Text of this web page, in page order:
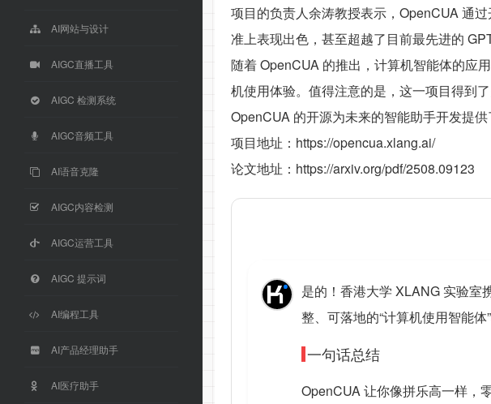
AI网站与设计
AIGC直播工具
AIGC 检测系统
AIGC音频工具
AI语音克隆
AIGC内容检测
AIGC运营工具
AIGC 提示词
AI编程工具
AI产品经理助手
AI医疗助手
项目的负责人余涛教授表示，OpenCUA 通
准上表现出色，甚至超越了目前最先进的
随着 OpenCUA 的推出，计算机智能体的应
机使用体验。值得注意的是，这一项目得到
OpenCUA 的开源为未来的智能助手开发提
项目地址：https://opencua.xlang.ai/
论文地址：https://arxiv.org/pdf/2508.09123
是的！香港大学 XLANG 实验室
整、可落地的“计算机使用智能
一句话总结
OpenCUA 让你像拼乐高一样，